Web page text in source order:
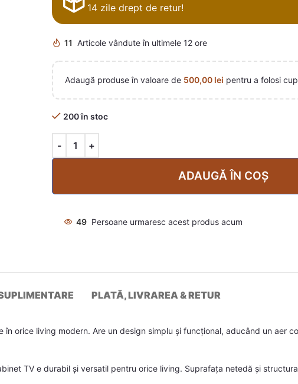
14 zile drept de retur!
11 Articole vândute în ultimele 12 ore
Adaugă produse în valoare de 500,00 lei pentru a folosi
200 în stoc
ADAUGĂ ÎN COȘ
49 Persoane urmaresc acest produs acum
PLATĂ, LIVRAREA & RETUR
orice living modern. Are un design simplu și funcțional, aducând un aer
TV e durabil și versatil pentru orice living. Suprafața netedă și